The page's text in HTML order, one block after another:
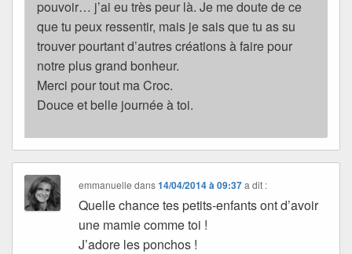
pouvoir… j’ai eu très peur là. Je me doute de ce
que tu peux ressentir, mais je sais que tu as su
trouver pourtant d’autres créations à faire pour
notre plus grand bonheur.
Merci pour tout ma Croc.
Douce et belle journée à toi.
emmanuelle dans14/04/2014 à 09:37 a dit :
Quelle chance tes petits-enfants ont d’avoir
une mamie comme toi !
J’adore les ponchos !